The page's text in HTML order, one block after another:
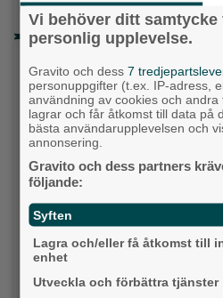
Ånga upp
Alingsås
Vi behöver ditt samtycke
personlig upplevelse.
Gravito och dess7
personuppgifter (t.ex. IP-adress,
användning av cookies och
lagrar och får åtkomst till data på
bästa användarupplevelsen och
annonsering.
Gravito och dess partners
följande:
Syften
Lagra och/eller få åtkomst till
enhet
Utveckla och förbättra tjänster